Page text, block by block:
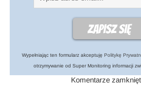
Wypełniając ten formularz akceptuję Politykę
otrzymywanie od Super Monitoring informacji
Komentarze